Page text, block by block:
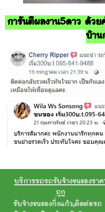
การันตีผลงาน5ดาว ด้วย
บ้าน
บริการรถรถรับจ้างขนของราค
ถูก
รับจ้างขนของกิ่งแก้ว,ติดต่อรถ